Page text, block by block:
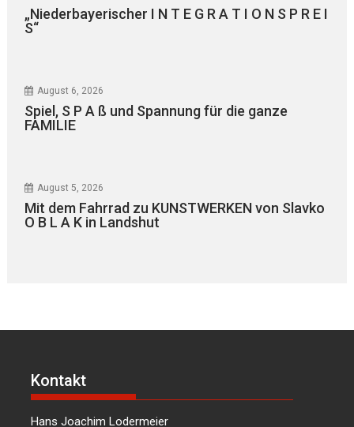
„Niederbayerischer I N T E G R A T I O N S P R E I
S“
August 6, 2026
Spiel, S P A ß und Spannung für die ganze
FAMILIE
August 5, 2026
Mit dem Fahrrad zu KUNSTWERKEN von Slavko
O B L A K in Landshut
Kontakt
Hans Joachim Lodermeier